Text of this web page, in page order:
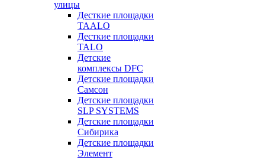
улицы
Десткие площадки
TAALO
Десткие площадки
TALO
Детские
комплексы DFC
Детские площадки
Самсон
Детские площадки
SLP SYSTEMS
Детские площадки
Сибирика
Детские площадки
Элемент